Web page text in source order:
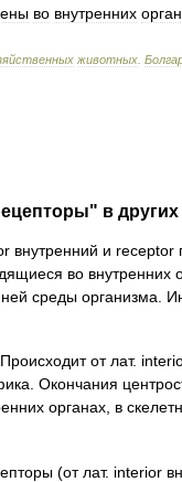
во внутренних
животных
в других
внутренний и
во внутренних
среды организма.
от лат.
Окончания
органах, в
(от лат. interior